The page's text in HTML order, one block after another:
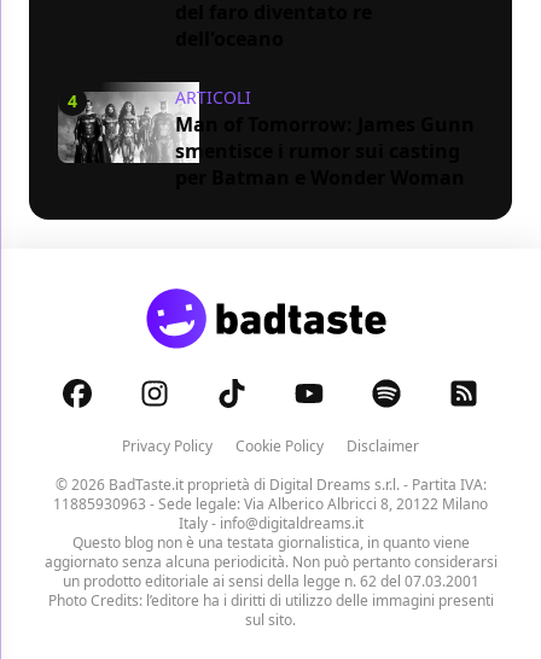
4 ARTICOLI
Man of Tomorrow: James Gunn
smentisce i rumor sui casting
Privacy Policy Cookie Policy
Disclaimer
© 2026 BadTaste.it proprietà di Digital Dreams s.r.l.- Partita IVA:
11885930963 - Sede legale: Via Alberico Albricci 8, 20122 Milano
Italy - info@digitaldreams.it
Questo blog non è una testata giornalistica, in quanto viene
aggiornato senza alcuna periodicità. Non può pertanto considerarsi
un prodotto editoriale ai sensi della legge n. 62 del 07.03.2001
Photo Credits: l’editore ha i diritti di utilizzo delle immagini presenti
sul sito.